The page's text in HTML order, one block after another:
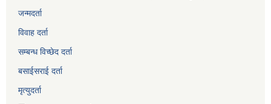
जन्मदर्ता
विवाह दर्ता
सम्बन्ध विच्छेद दर्ता
बसाईसराई दर्ता
मृत्युदर्ता